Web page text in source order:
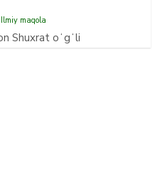
Ilmiy maqola
Shuxrat oʻgʻli